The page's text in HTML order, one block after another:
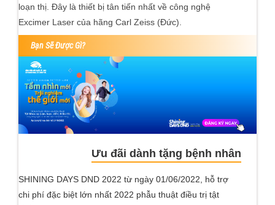
loạn thị. Đây là thiết bị tân tiến nhất về công nghệ
Excimer Laser của hãng Carl Zeiss (Đức).
Bạn Sẽ Được Gì?
Ưu đãi dành tặng bệnh nhân
SHINING DAYS DND 2022 từ ngày 01/06/2022, hỗ trợ
chi phí đặc biệt lớn nhất 2022 phẫu thuật điều trị tật